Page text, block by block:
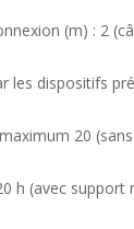
(m) : 2
les dispositifs
20
h (avec support